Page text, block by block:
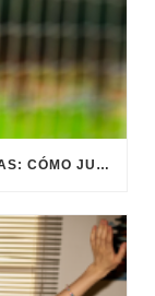
LA COPA DE LAS RELACIONES PÚBLICAS: CÓMO JUGAR EL PARTIDO DE LA REPUTACIÓN